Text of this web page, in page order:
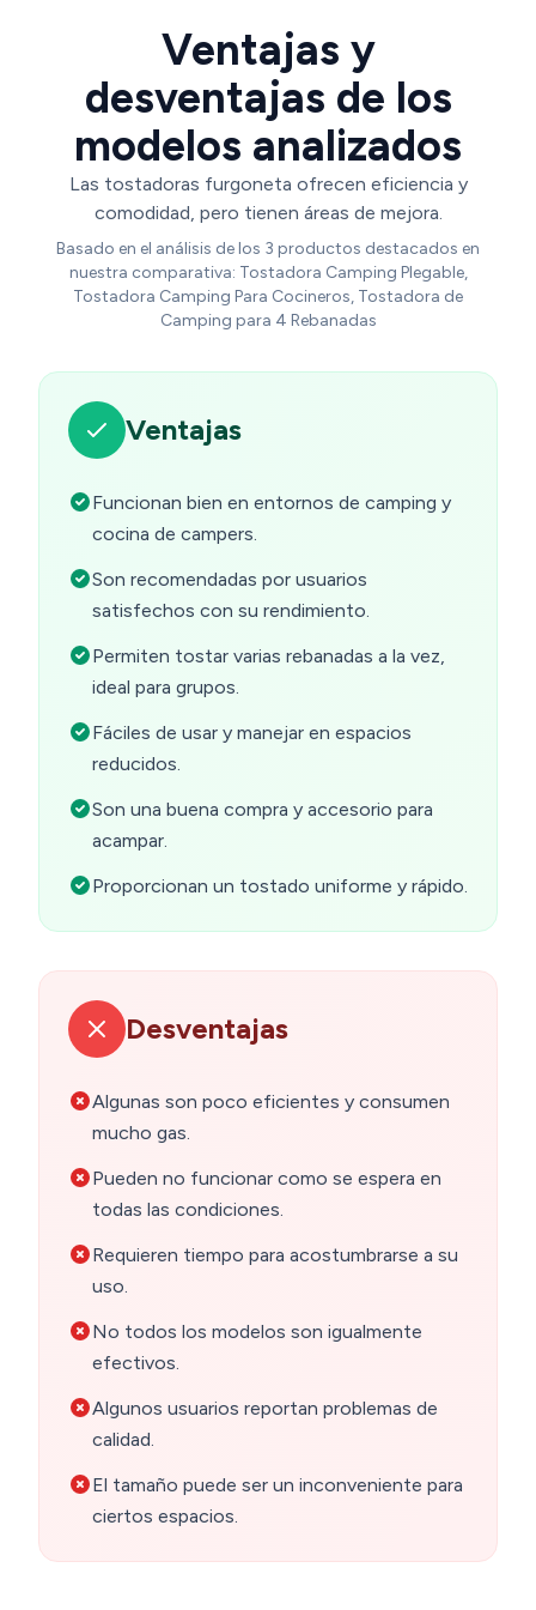
Ventajas y
desventajas de los
modelos analizados
Las tostadoras furgoneta ofrecen eficiencia y
comodidad, pero tienen áreas de mejora.
Basado en el análisis de los 3 productos destacados en
nuestra comparativa: Tostadora Camping Plegable,
Tostadora Camping Para Cocineros, Tostadora de
Camping para 4 Rebanadas
Ventajas
Funcionan bien en entornos de camping y
cocina de campers.
Son recomendadas por usuarios
satisfechos con su rendimiento.
Permiten tostar varias rebanadas a la vez,
ideal para grupos.
Fáciles de usar y manejar en espacios
reducidos.
Son una buena compra y accesorio para
acampar.
Proporcionan un tostado uniforme y rápido.
Desventajas
Algunas son poco eficientes y consumen
mucho gas.
Pueden no funcionar como se espera en
todas las condiciones.
Requieren tiempo para acostumbrarse a su
uso.
No todos los modelos son igualmente
efectivos.
Algunos usuarios reportan problemas de
calidad.
El tamaño puede ser un inconveniente para
ciertos espacios.